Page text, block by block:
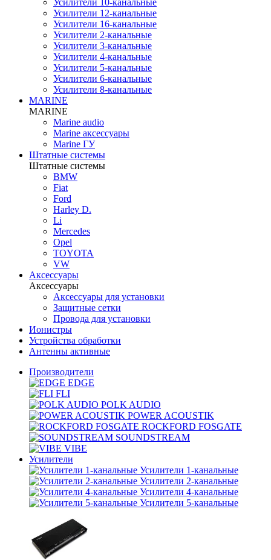
Усилители 10-канальные
Усилители 12-канальные
Усилители 16-канальные
Усилители 2-канальные
Усилители 3-канальные
Усилители 4-канальные
Усилители 5-канальные
Усилители 6-канальные
Усилители 8-канальные
MARINE
MARINE
Marine audio
Marine аксессуары
Marine ГУ
Штатные системы
Штатные системы
BMW
Fiat
Ford
Harley D.
Li
Mercedes
Opel
TOYOTA
VW
Аксессуары
Аксессуары
Аксессуары для установки
Защитные сетки
Провода для установки
Ионистры
Устройства обработки
Антенны активные
Производители
EDGE
FLI
POLK AUDIO
POWER ACOUSTIK
ROCKFORD FOSGATE
SOUNDSTREAM
VIBE
Усилители
Усилители 1-канальные
Усилители 2-канальные
Усилители 4-канальные
Усилители 5-канальные